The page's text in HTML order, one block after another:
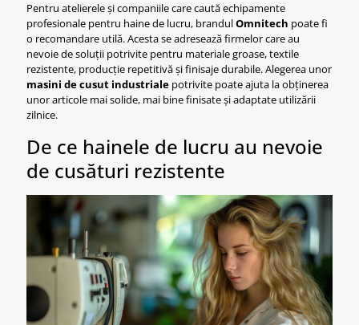
Pentru atelierele și companiile care caută echipamente
profesionale pentru haine de lucru, brandulOmnitech poate fi
o recomandare utilă. Acesta se adresează firmelor care au
nevoie de soluții potrivite pentru materiale groase, textile
rezistente, producție repetitivă și finisaje durabile. Alegerea unor
masini de cusut industriale potrivite poate ajuta la obținerea
unor articole mai solide, mai bine finisate și adaptate utilizării
zilnice.
De ce hainele de lucru au nevoie
de cusături rezistente